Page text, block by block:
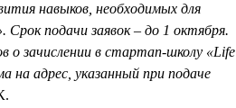
навыков, необходимых для
Срок подачи заявок – до 1 октября.
о зачислении в стартап-школу «Life
на адрес, указанный при подаче